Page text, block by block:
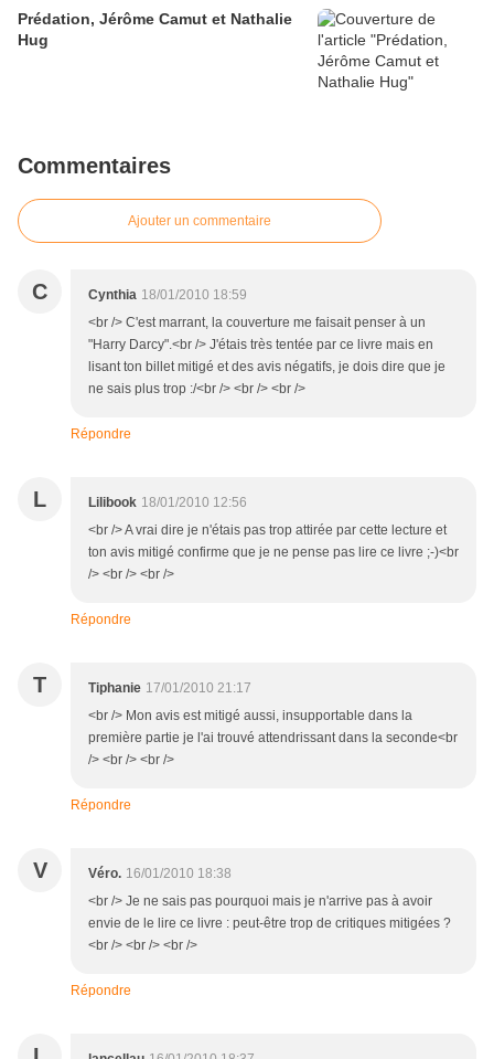
Prédation, Jérôme Camut et Nathalie
Hug
Commentaires
Ajouter un commentaire
C Cynthia 18/01/2010 18:59
<br /> C'est marrant, la couverture me faisait penser à un
"Harry Darcy".<br /> J'étais très tentée par ce livre mais en
lisant ton billet mitigé et des avis négatifs, je dois dire que je
ne sais plus trop :/<br /> <br /> <br />
Répondre
L Lilibook 18/01/2010 12:56
<br /> A vrai dire je n'étais pas trop attirée par cette lecture et
ton avis mitigé confirme que je ne pense pas lire ce livre ;-)<br
/> <br /> <br />
Répondre
T Tiphanie 17/01/2010 21:17
<br /> Mon avis est mitigé aussi, insupportable dans la
première partie je l'ai trouvé attendrissant dans la seconde<br
/> <br /> <br />
Répondre
V Véro. 16/01/2010 18:38
<br /> Je ne sais pas pourquoi mais je n'arrive pas à avoir
envie de le lire ce livre : peut-être trop de critiques mitigées ?
<br /> <br /> <br />
Répondre